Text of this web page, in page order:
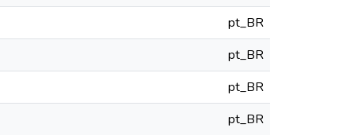
pt_BR
pt_BR
pt_BR
pt_BR